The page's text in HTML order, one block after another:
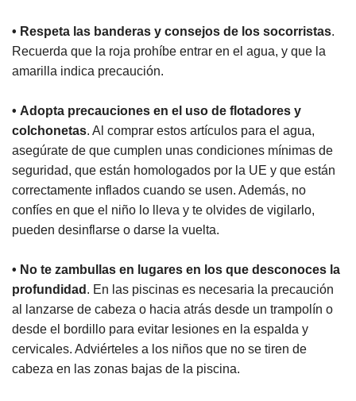
• Respeta las banderas y consejos de los socorristas.
Recuerda que la roja prohíbe entrar en el agua, y que la
amarilla indica precaución.
• Adopta precauciones en el uso de flotadores y
colchonetas. Al comprar estos artículos para el agua,
asegúrate de que cumplen unas condiciones mínimas de
seguridad, que están homologados por la UE y que están
correctamente inflados cuando se usen. Además, no
confíes en que el niño lo lleva y te olvides de vigilarlo,
pueden desinflarse o darse la vuelta.
• No te zambullas en lugares en los que desconoces la
profundidad . En las piscinas es necesaria la precaución
al lanzarse de cabeza o hacia atrás desde un trampolín o
desde el bordillo para evitar lesiones en la espalda y
cervicales. Adviérteles a los niños que no se tiren de
cabeza en las zonas bajas de la piscina.